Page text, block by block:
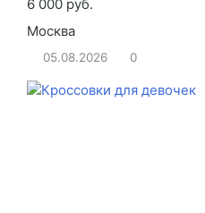
6 000 руб.
Москва
05.08.2026 0